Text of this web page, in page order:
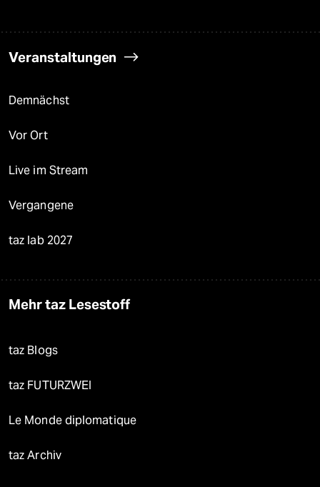
Veranstaltungen
Demnächst
Vor Ort
Live im Stream
Vergangene
taz lab 2027
Mehr taz Lesestoff
taz Blogs
taz FUTURZWEI
Le Monde diplomatique
taz Archiv